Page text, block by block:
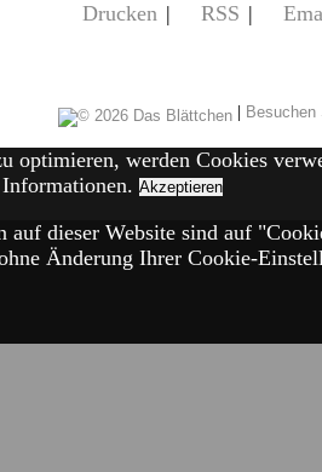
Drucken | RSS |
|
optimieren, werden Cookies
Akzeptieren
dieser Website sind auf
Änderung Ihrer Cookie-